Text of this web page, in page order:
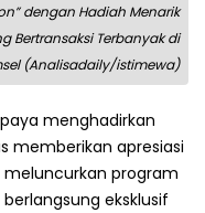
dengan Hadiah Menarik
Bertransaksi Terbanyak di
(Analisadaily/istimewa)
menghadirkan
memberikan apresiasi
program
eksklusif